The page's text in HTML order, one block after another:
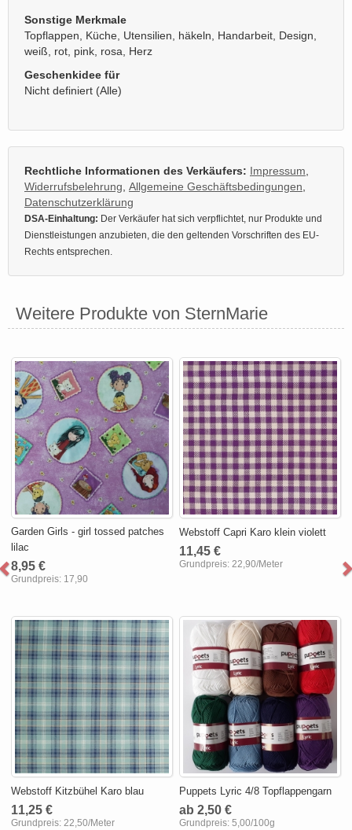
Sonstige Merkmale
Topflappen, Küche, Utensilien, häkeln, Handarbeit, Design,
weiß, rot, pink, rosa, Herz
Geschenkidee für
Nicht definiert (Alle)
Rechtliche Informationen des Verkäufers: Impressum
Widerrufsbelehrung Allgemeine Geschäftsbedingungen
Datenschutzerklärung
DSA-Einhaltung: Der Verkäufer hat sich verpflichtet, nur Produkte und
Dienstleistungen anzubieten, die den geltenden Vorschriften des EU-
Rechts entsprechen.
Weitere Produkte von SternMarie
Garden Girls - girl tossed patches
lilac
8,95 €
Grundpreis: 17,90
Webstoff Capri Karo klein violett
11,45 €
Grundpreis:22,90/Meter
Webstoff Kitzbühel Karo blau
11,25 €
Grundpreis:22,50/Meter
Puppets Lyric 4/8 Topflappengarn
ab 2,50 €
Grundpreis:5,00/100g